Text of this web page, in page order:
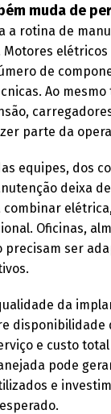
muda de
a rotina de
de
Ao
parte da
equipes, dos
deixa
combinar
Oficinas,
precisam ser
da
disponibilidade
e custo total
pode
e